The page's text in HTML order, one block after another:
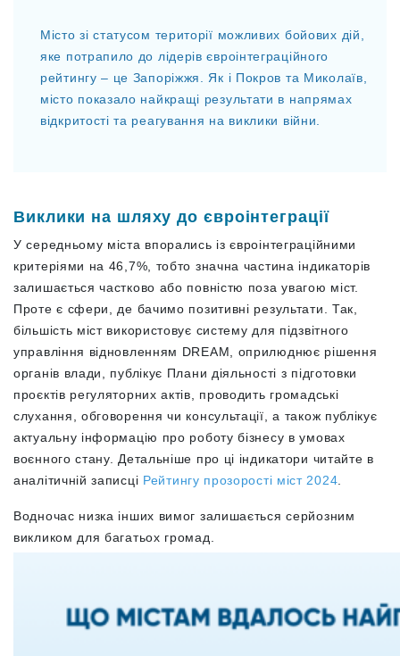
Місто зі статусом території можливих бойових дій,
яке потрапило до лідерів євроінтеграційного
рейтингу – це Запоріжжя. Як і Покров та Миколаїв,
місто показало найкращі результати в напрямах
відкритості та реагування на виклики війни.
Виклики на шляху до євроінтеграції
У середньому міста впорались із євроінтеграційними
критеріями на 46,7%, тобто значна частина індикаторів
залишається частково або повністю поза увагою міст.
Проте є сфери, де бачимо позитивні результати. Так,
більшість міст використовує систему для підзвітного
управління відновленням DREAM, оприлюднює рішення
органів влади, публікує Плани діяльності з підготовки
проєктів регуляторних актів, проводить громадські
слухання, обговорення чи консультації, а також публікує
актуальну інформацію про роботу бізнесу в умовах
воєнного стану. Детальніше про ці індикатори читайте в
аналітичній записці Рейтингу прозорості міст 2024
Водночас низка інших вимог залишається серйозним
викликом для багатьох громад.